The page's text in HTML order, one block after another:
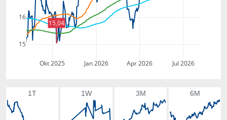
Okt 2025 Jan 2026 Apr 2026 Jul 2026
15
16
15,04
1T 1W 3M 6M